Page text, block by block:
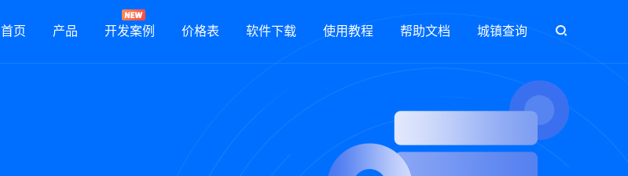
首页 产品 开发案例 价格表 软件下载 使用教程 帮助文档 城镇查询